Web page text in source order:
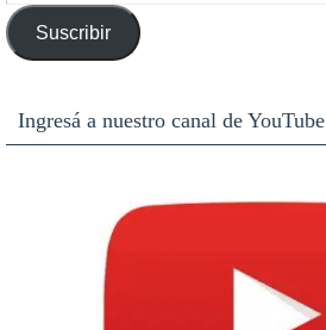
de
emailSuscribir
Ingresá a nuestro canal de YouTube